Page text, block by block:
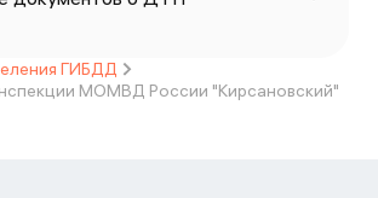
ГИБДД
МОМВД России "Кирсановский"